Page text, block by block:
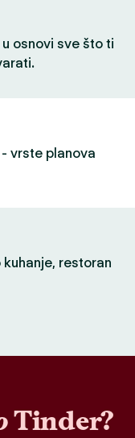
osnovi sve što ti
vrste planova
restoran
Tinder?